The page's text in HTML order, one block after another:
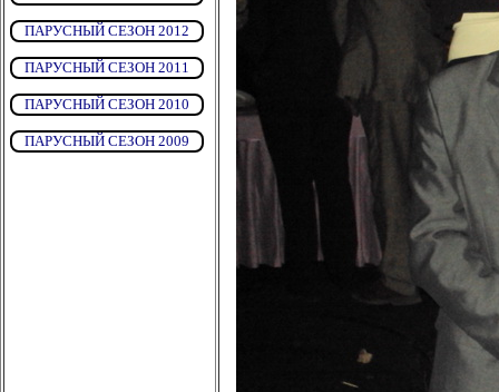
ПАРУСНЫЙ СЕЗОН 2012
ПАРУСНЫЙ СЕЗОН 2011
ПАРУСНЫЙ СЕЗОН 2010
ПАРУСНЫЙ СЕЗОН 2009